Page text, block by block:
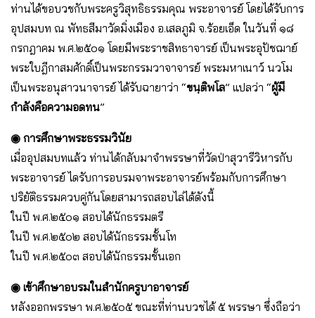
ท่านได้ขอบวชกับพระครูวิสุทธิธรรมคุณ พระอาจารย์ โดยได้รับการ
อุปสมบท ณ พัทธสีมาวัดมิ่งเมือง อ.เสลภูมิ จ.ร้อยเอ็ด ในวันที่ ๑๘
กรกฎาคม พ.ศ.๒๕๐๑ โดยมีพระราชสิทธาจารย์ เป็นพระอุปัชฌาย์
พระใบฎีกาสมศักดิ์เป็นพระกรรมวาจาจารย์ พระมหาเนาว์ นวโม
เป็นพระอนุสาวนาจารย์ ได้รับฉายาว่า “ขนฺติพโล” แปลว่า “ผู้มี
กำลังคือความอดทน”
◉ การศึกษาพระธรรมวินัย
เมื่ออุปสมบทแล้ว ท่านได้กลับมาจำพรรษาที่วัดป่าสุวารีวิหารกับ
พระอาจารย์ ไดรับการอบรมจาพระอาจารย์พร้อมกับการศึกษา
ปริยัติธรรมควบคู่กันโดยสามารถสอบไล่ได้ดังนี้
ในปี พ.ศ.๒๕๐๑ สอบได้นักธรรมตรี
ในปี พ.ศ.๒๕๐๒ สอบได้นักธรรมชั้นโท
ในปี พ.ศ.๒๕๐๓ สอบได้นักธรรมชั้นเอก
◉ เข้าศึกษาอบรมในสำนักครูบาอาจารย์
หลังออกพรรษา พ.ศ.๒๕๐๕ ขณะที่ท่านบวชได้ ๕ พรรษา ซึ่งถือว่า